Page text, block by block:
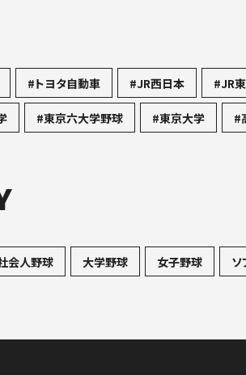
#トヨタ自動車 #JR西日本 #JR
#東京六大学野球 #東京大学 #
会人野球 大学野球 女子野球 ソ